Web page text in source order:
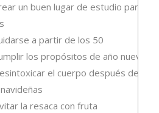
un buen lugar de estudio para
a partir de los 50
los propósitos de año nuevo
el cuerpo después de las
la resaca con fruta